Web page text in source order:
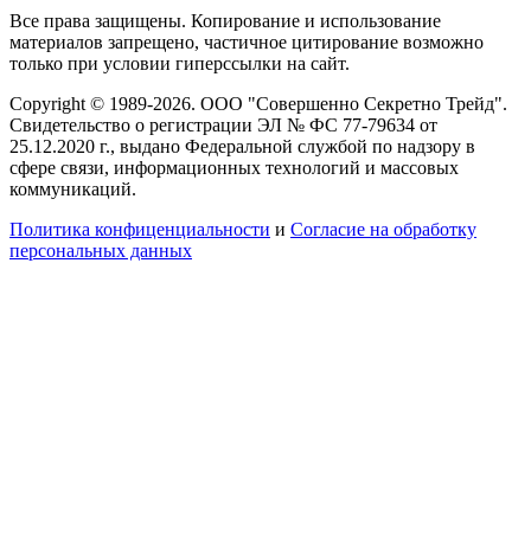
Все права защищены. Копирование и использование
материалов запрещено, частичное цитирование возможно
только при условии гиперссылки на сайт.
Copyright © 1989-2026. ООО "Совершенно Секретно Трейд".
Свидетельство о регистрации ЭЛ № ФС 77-79634 от
25.12.2020 г., выдано Федеральной службой по надзору в
сфере связи, информационных технологий и массовых
коммуникаций.
Политика конфиценциальности и Согласие на обработку
персональных данных